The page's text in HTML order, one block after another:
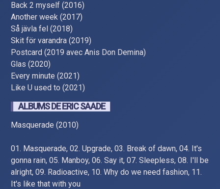
Back 2 myself (2016)
Another week (2017)
Så jävla fel (2018)
Skit för varandra (2019)
Postcard (2019 avec Anis Don Demina)
Glas (2020)
Every minute (2021)
Like U used to (2021)
ALBUMS DE ERIC SAADE
Masquerade (2010)
01. Masquerade, 02. Upgrade, 03. Break of dawn, 04. It's
gonna rain, 05. Manboy, 06. Say it, 07. Sleepless, 08. I'll be
alright, 09. Radioactive, 10. Why do we need fashion, 11.
It's like that with you